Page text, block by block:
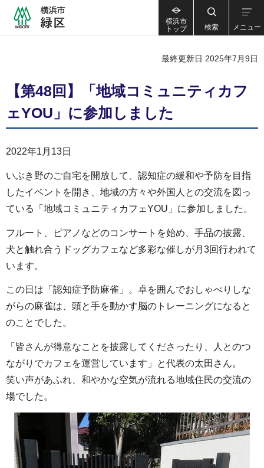
横浜市
トップ
検索 メニュー
最終更新日 2025年7月9日
【第48回】「地域コミュニティカフ
ェYOU」に参加しました
2022年1月13日
いぶき野のご自宅を開放して、認知症の緩和や予防を目指
したイベントを開き、地域の方々や外国人との交流を図っ
ている「地域コミュニティカフェYOU」に参加しました。
フルート、ピアノなどのコンサートを始め、手品の披露、
犬と触れ合うドッグカフェなど多彩な催しが月3回行われて
います。
この日は「認知症予防麻雀」。卓を囲んでおしゃべりしな
がらの麻雀は、頭と手を動かす脳のトレーニングになると
のことでした。
「皆さんが得意なことを披露してくださったり、人とのつ
ながりでカフェを運営しています」と代表の太田さん。
笑い声があふれ、和やかな空気が流れる地域住民の交流の
場でした。